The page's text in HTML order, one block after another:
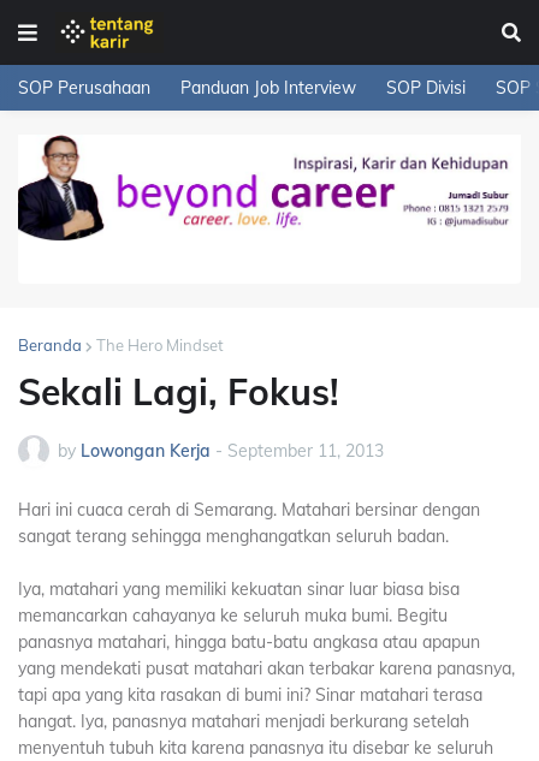
SOP Perusahaan Panduan Job Interview SOP Divisi SOP
Beranda The Hero Mindset
Sekali Lagi, Fokus!
by Lowongan Kerja - September 11, 2013
Hari ini cuaca cerah di Semarang. Matahari bersinar dengan
sangat terang sehingga menghangatkan seluruh badan.
Iya, matahari yang memiliki kekuatan sinar luar biasa bisa
memancarkan cahayanya ke seluruh muka bumi. Begitu
panasnya matahari, hingga batu-batu angkasa atau apapun
yang mendekati pusat matahari akan terbakar karena panasnya,
tapi apa yang kita rasakan di bumi ini? Sinar matahari terasa
hangat. Iya, panasnya matahari menjadi berkurang setelah
menyentuh tubuh kita karena panasnya itu disebar ke seluruh